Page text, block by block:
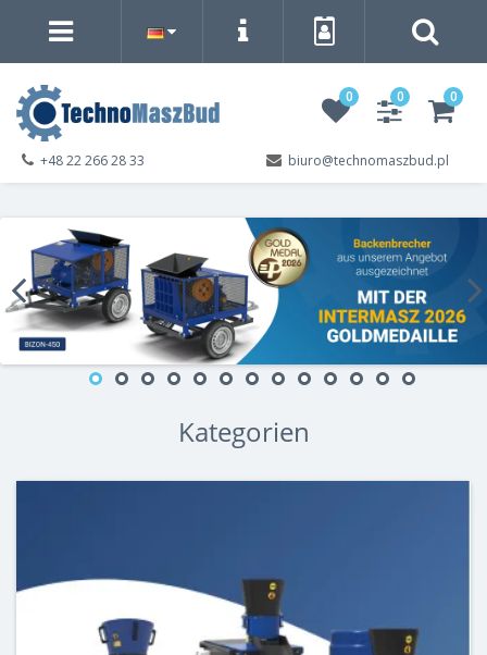
0 0 0
biuro@technomaszbud.pl
+48 22 266 28 33
Kategorien